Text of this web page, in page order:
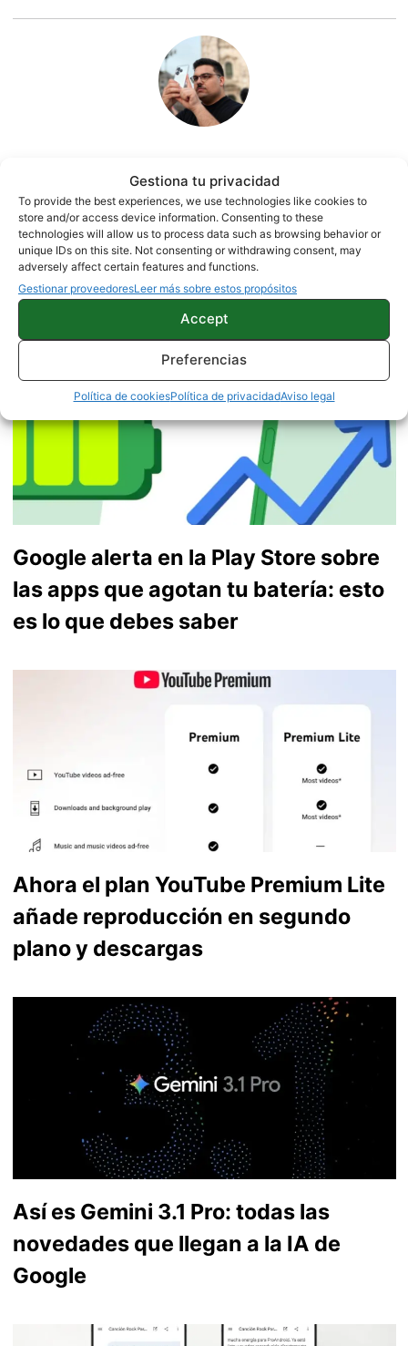
Gestiona tu privacidad
To provide the best experiences, we use technologies like cookies to
store and/or access device information. Consenting to these
technologies will allow us to process data such as browsing behavior or
unique IDs on this site. Not consenting or withdrawing consent, may
adversely affect certain features and functions.
Gestionar proveedoresLeer más sobre estos propósitos
Accept
Preferencias
Política de cookiesPolítica de privacidadAviso legal
Quelian Sanz
11059 artículos publicados en ProAndroid desde 2020.
Redactor en Pro Android | Apasionado de ese Androide
verde que tanto esconde. Se comenta que tecleo sobre
actualidad. Me gusta probarlo todo en este mundo de la
tecnología. Los gusanos se comen a las manzanas.
Enamorado de lo que una gran mayoría llama ruido.
Google alerta en la Play Store sobre
las apps que agotan tu batería: esto
es lo que debes saber
Ahora el plan YouTube Premium Lite
añade reproducción en segundo
plano y descargas
Así es Gemini 3.1 Pro: todas las
novedades que llegan a la IA de
Google